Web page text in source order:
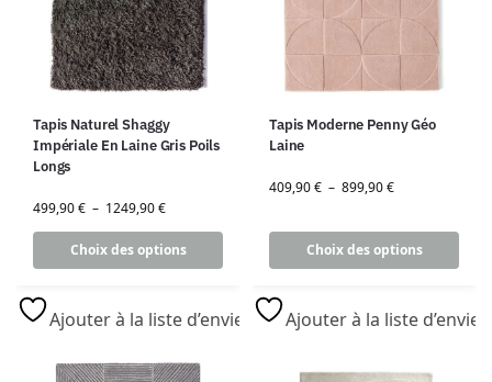
Tapis Naturel Shaggy
Impériale En Laine Gris Poils
Longs
499,90€ – 1249,90€
Choix des options
Ajouter à la liste d’envies
Tapis Moderne Penny Géo
Laine
409,90€ – 899,90€
Choix des options
Ajouter à la liste d’envies